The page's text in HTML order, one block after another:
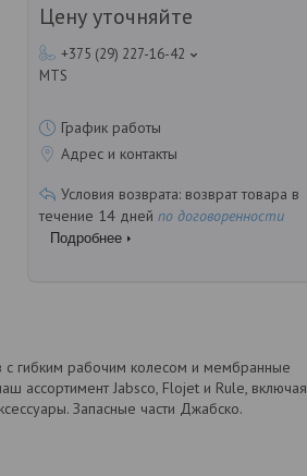
Цену уточняйте
+375 (29) 227-16-42
MTS
График работы
Адрес и контакты
возврат товара в
течение 14 дней по договоренности
Подробнее
с гибким рабочим колесом и мембранные
ассортимент Jabsco, Flojet и Rule, включая
Запасные части Джабско.